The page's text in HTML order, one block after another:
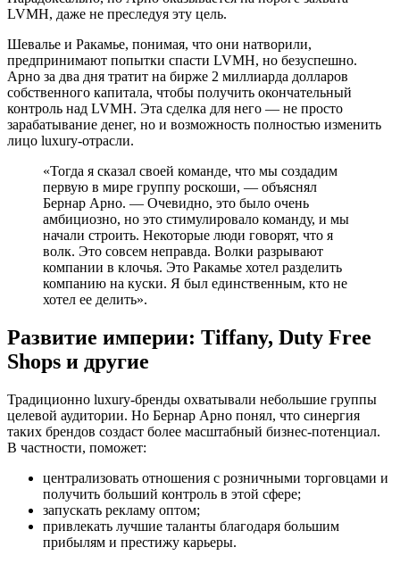
LVMH, даже не преследуя эту цель.
Шевалье и Ракамье, понимая, что они натворили,
предпринимают попытки спасти LVMH, но безуспешно.
Арно за два дня тратит на бирже 2 миллиарда долларов
собственного капитала, чтобы получить окончательный
контроль над LVMH. Эта сделка для него — не просто
зарабатывание денег, но и возможность полностью изменить
лицо luxury-отрасли.
«Тогда я сказал своей команде, что мы создадим
первую в мире группу роскоши, — объяснял
Бернар Арно. — Очевидно, это было очень
амбициозно, но это стимулировало команду, и мы
начали строить. Некоторые люди говорят, что я
волк. Это совсем неправда. Волки разрывают
компании в клочья. Это Ракамье хотел разделить
компанию на куски. Я был единственным, кто не
хотел ее делить».
Развитие империи: Tiffany, Duty Free
Shops и другие
Традиционно luxury-бренды охватывали небольшие группы
целевой аудитории. Но Бернар Арно понял, что синергия
таких брендов создаст более масштабный бизнес-потенциал.
В частности, поможет:
централизовать отношения с розничными торговцами и
получить больший контроль в этой сфере;
запускать рекламу оптом;
привлекать лучшие таланты благодаря большим
прибылям и престижу карьеры.